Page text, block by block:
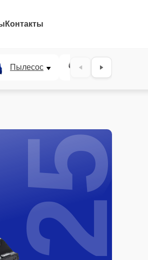
Контакты
Пылесос Проектор
25%